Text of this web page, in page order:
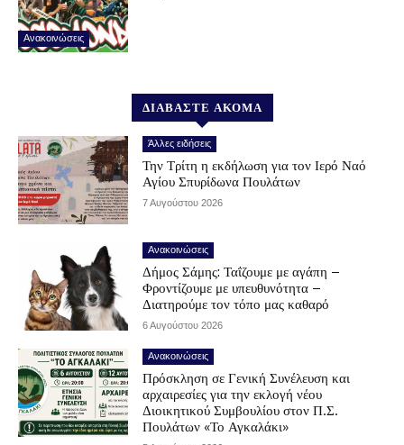
Ανακοινώσεις
ΔΙΑΒΑΣΤΕ ΑΚΟΜΑ
Άλλες ειδήσεις
Την Τρίτη η εκδήλωση για τον Ιερό Ναό
Αγίου Σπυρίδωνα Πουλάτων
7 Αυγούστου 2026
Ανακοινώσεις
Δήμος Σάμης: Ταΐζουμε με αγάπη –
Φροντίζουμε με υπευθυνότητα –
Διατηρούμε τον τόπο μας καθαρό
6 Αυγούστου 2026
Ανακοινώσεις
Πρόσκληση σε Γενική Συνέλευση και
αρχαιρεσίες για την εκλογή νέου
Διοικητικού Συμβουλίου στον Π.Σ.
Πουλάτων «Το Αγκαλάκι»